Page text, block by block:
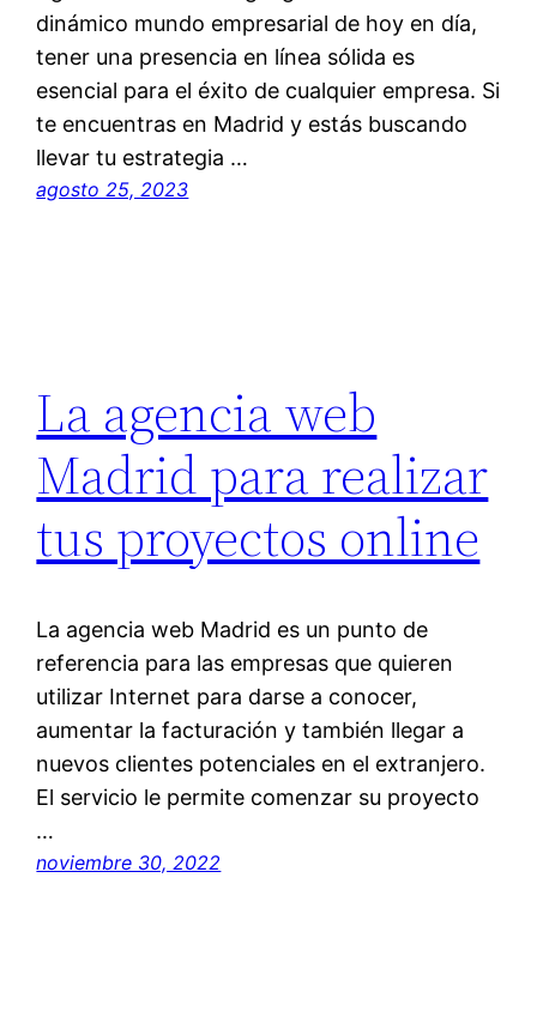
dinámico mundo empresarial de hoy en día,
tener una presencia en línea sólida es
esencial para el éxito de cualquier empresa. Si
te encuentras en Madrid y estás buscando
llevar tu estrategia …
agosto 25, 2023
La agencia web
Madrid para realizar
tus proyectos online
La agencia web Madrid es un punto de
referencia para las empresas que quieren
utilizar Internet para darse a conocer,
aumentar la facturación y también llegar a
nuevos clientes potenciales en el extranjero.
El servicio le permite comenzar su proyecto
…
noviembre 30, 2022